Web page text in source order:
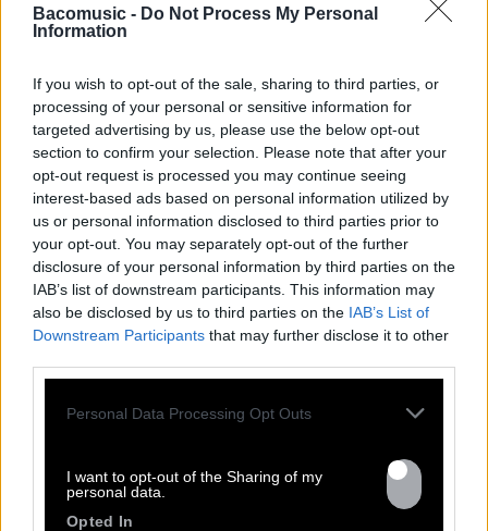
Bacomusic - Do Not Process My Personal
Information
If you wish to opt-out of the sale, sharing to third parties, or
processing of your personal or sensitive information for
targeted advertising by us, please use the below opt-out
section to confirm your selection. Please note that after your
opt-out request is processed you may continue seeing
interest-based ads based on personal information utilized by
us or personal information disclosed to third parties prior to
your opt-out. You may separately opt-out of the further
disclosure of your personal information by third parties on the
IAB’s list of downstream participants. This information may
also be disclosed by us to third parties on the IAB’s List of
Downstream Participants that may further disclose it to other
Personal Data Processing Opt Outs
I want to opt-out of the Sharing of my
personal data.
Opted In
TOUTES LES
ACTUS